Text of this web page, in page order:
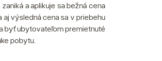
a aplikuje sa bežná cena
výsledná cena sa v priebehu
byť ubytovateľom premietnuté
pobytu.